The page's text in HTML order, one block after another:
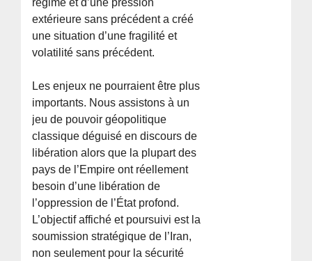
extérieure sans précédent a créé
une situation d’une fragilité et
volatilité sans précédent.
Les enjeux ne pourraient être plus
importants. Nous assistons à un
jeu de pouvoir géopolitique
classique déguisé en discours de
libération alors que la plupart des
pays de l’Empire ont réellement
besoin d’une libération de
l’oppression de l’État profond.
L’objectif affiché et poursuivi est la
soumission stratégique de l’Iran,
non seulement pour la sécurité